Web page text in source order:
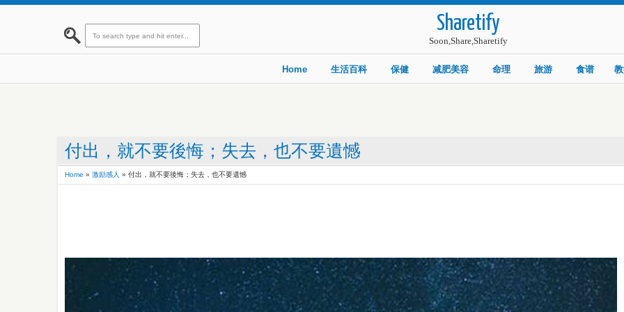
Sharetify
Soon,Share,Sharetify
Home 生活百科 保健 减肥美容 命理 旅游 食谱
付出，就不要後悔；失去，也不要遺憾
Home » 激励感人 » 付出，就不要後悔；失去，也不要遺憾